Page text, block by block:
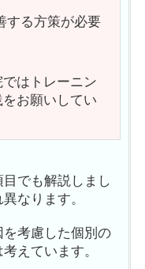
する方策が必要
はトレーニン
お願いしてい
目でも解説しまし
なります。
考慮した個別の
えています。